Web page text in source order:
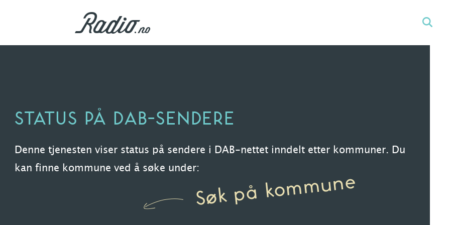
STATUS PÅ DAB-SENDERE
Denne tjenesten viser status på sendere i DAB-nettet inndelt etter kommuner. Du
kan finne kommune ved å søke under:
Søk på kommune